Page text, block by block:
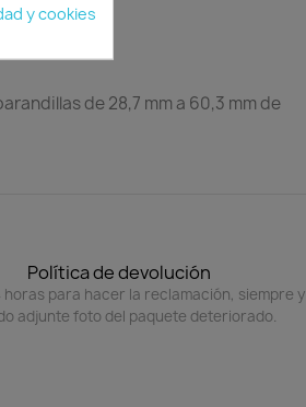
de 28,7 mm a 60,3 mm de
Política de devolución
horas para hacer la reclamación, siempre y
adjunte foto del paquete deteriorado.
y cookies